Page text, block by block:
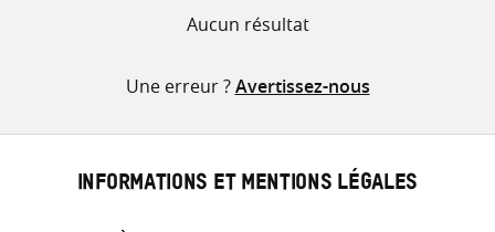
Aucun résultat
Une erreur ?Avertissez-nous
INFORMATIONS ET MENTIONS LÉGALES